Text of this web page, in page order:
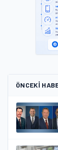
ÖNCEKI